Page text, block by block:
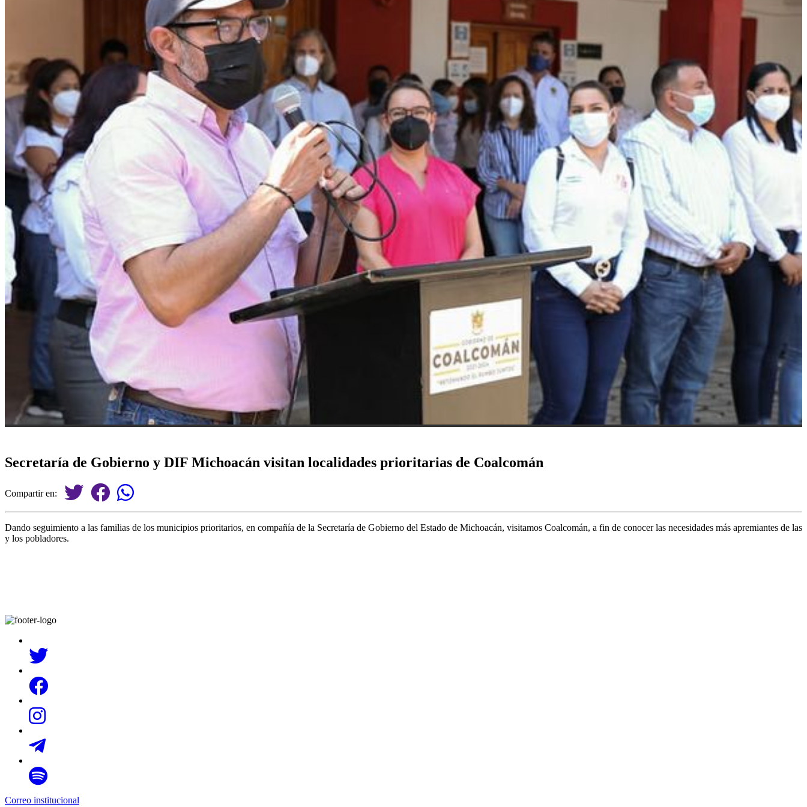
Secretaría de Gobierno y DIF Michoacán visitan localidades prioritarias de Coalcomán
Compartir en:
Dando seguimiento a las familias de los municipios prioritarios, en compañía de la Secretaría de Gobierno del Estado de Michoacán, visitamos Coalcomán, a fin de conocer las necesidades más apremiantes de las
y los pobladores.
Correo institucional